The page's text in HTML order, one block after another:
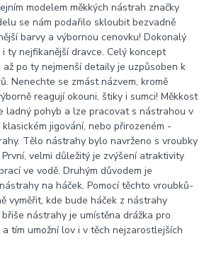
modelem měkkých nástrah značky
se nám podařilo skloubit bezvadně
barvy a výbornou cenovku! Dokonalý
ty nejfikanější dravce. Celý koncept
po ty nejmenší detaily je uzpůsoben k
Nenechte se zmást názvem, kromě
reagují okouni, štiky i sumci! Měkkost
ladný pohyb a lze pracovat s nástrahou v
jigování, nebo přirozeném -
Tělo nástrahy bylo navrženo s vroubky
velmi důležitý je zvýšení atraktivity
ve vodě. Druhým důvodem je
na háček. Pomocí těchto vroubků-
vyměřit, kde bude háček z nástrahy
nástrahy je umístěna drážka pro
tím umožní lov i v těch nejzarostlejších